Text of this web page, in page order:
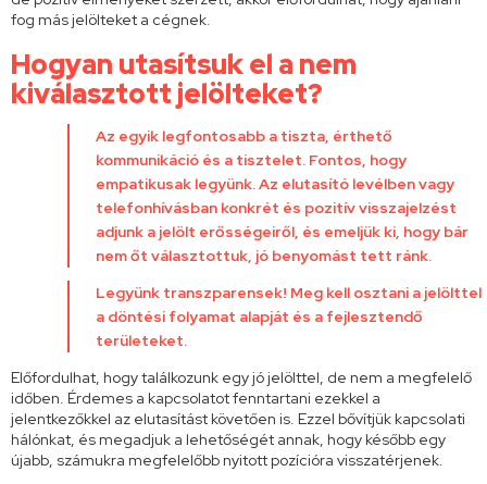
fog más jelölteket a cégnek.
Hogyan utasítsuk el a nem
kiválasztott jelölteket?
Az egyik legfontosabb a tiszta, érthető
kommunikáció és a tisztelet. Fontos, hogy
empatikusak legyünk. Az elutasító levélben vagy
telefonhívásban konkrét és pozitív visszajelzést
adjunk a jelölt erősségeiről, és emeljük ki, hogy bár
nem őt választottuk, jó benyomást tett ránk.
Legyünk transzparensek! Meg kell osztani a jelölttel
a döntési folyamat alapját és a fejlesztendő
területeket.
Előfordulhat, hogy találkozunk egy jó jelölttel, de nem a megfelelő
időben. Érdemes a kapcsolatot fenntartani ezekkel a
jelentkezőkkel az elutasítást követően is. Ezzel bővítjük kapcsolati
hálónkat, és megadjuk a lehetőségét annak, hogy később egy
újabb, számukra megfelelőbb nyitott pozícióra visszatérjenek.